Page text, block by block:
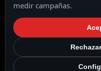
HDMI loop out
medir campañas.